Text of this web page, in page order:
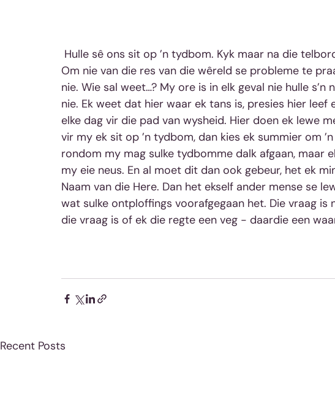
Om nie van die res van die wêreld se probleme te
nie. Wie sal weet…? My ore is in elk geval nie hulle
nie. Ek weet dat hier waar ek tans is, presies hier leef
elke dag vir die pad van wysheid. Hier doen ek lewe
vir my ek sit op ’n tydbom, dan kies ek summier om
rondom my mag sulke tydbomme dalk afgaan, maar
my eie neus. En al moet dit dan ook gebeur, het ek
Naam van die Here. Dan het ekself ander mense se
wat sulke ontploffings voorafgegaan het. Die vraag is
die vraag is of ek die regte een veg - daardie een
Recent Posts